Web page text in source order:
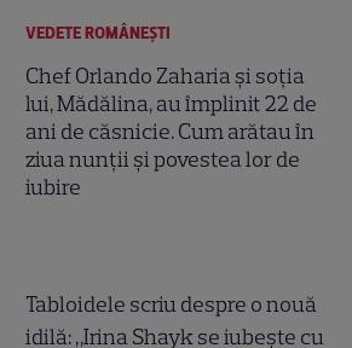
VEDETE ROMÂNEŞTI
Chef Orlando Zaharia și soția
lui, Mădălina, au împlinit 22 de
ani de căsnicie. Cum arătau în
ziua nunții și povestea lor de
iubire
Tabloidele scriu despre o nouă
idilă: „Irina Shayk se iubește cu